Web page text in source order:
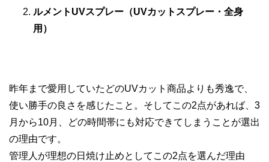
ルメントUVスプレー（UVカットスプレー・全身
用）
昨年まで愛用していたどのUVカット商品よりも秀逸で、
使い勝手の良さを感じたこと。そしてこの2点があれば、3
月から10月、どの時間帯にも対応できてしまうことが選出
の理由です。
管理人が理想の日焼け止めとしてこの2点を選んだ理由